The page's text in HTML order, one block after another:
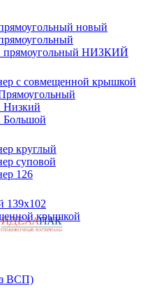
новый
прямоугольный НИЗКИЙ
с совмещенной крышкой
Низкий
Большой
круглый
суповой
126
139х102
крышкой
ВСП)